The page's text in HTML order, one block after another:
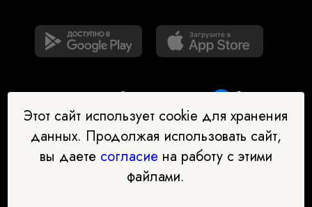
Наш бот-помощник в выборе
Этот сайт использует cookie для хранения
данных. Продолжая использовать сайт,
вы даете согласие на работу с этими
файлами.